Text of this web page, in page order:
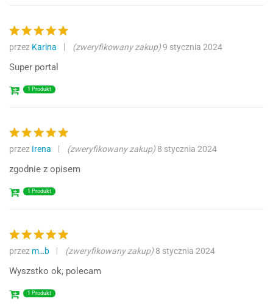
Oceniono
5na 5
przez Karina (zweryfikowany zakup)9 stycznia 2024
Super portal
1 Produkt
Oceniono
5na 5
przez Irena (zweryfikowany zakup) 8 stycznia 2024
zgodnie z opisem
1 Produkt
Oceniono
5na 5
przez m…b (zweryfikowany zakup) 8 stycznia 2024
Wyszstko ok, polecam
1 Produkt